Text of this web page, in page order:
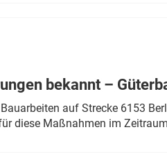
bekannt –
auf Strecke 6153
diese Maßnahmen im